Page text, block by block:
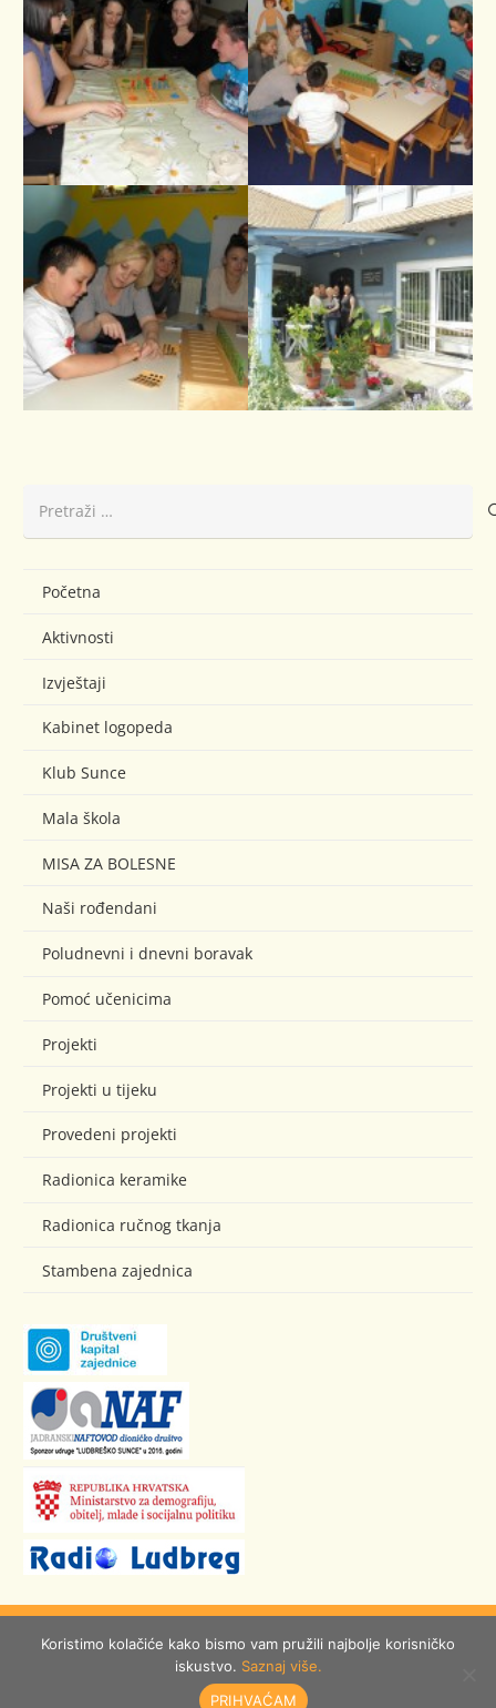
Početna
Aktivnosti
Izvještaji
Kabinet logopeda
Klub Sunce
Mala škola
MISA ZA BOLESNE
Naši rođendani
Poludnevni i dnevni boravak
Pomoć učenicima
Projekti
Projekti u tijeku
Provedeni projekti
Radionica keramike
Radionica ručnog tkanja
Stambena zajednica
© Ludbreško Sunce
izrada:Burza ideja
Koristimo kolačiće kako bismo vam pružili najbolje korisničko
iskustvo. Saznaj više.
PRIHVAĆAM